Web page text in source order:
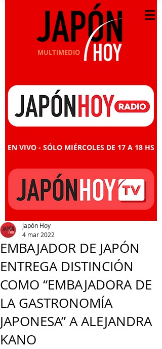
MULTIMEDIO
EN VIVO - SÓLO MIÉRCOLES DE 17 A 18 HS
EMBAJADOR DE JAPÓN
ENTREGA DISTINCIÓN
COMO “EMBAJADORA DE
LA GASTRONOMÍA
JAPONESA” A ALEJANDRA
KANO
Japón Hoy
4 mar 2022